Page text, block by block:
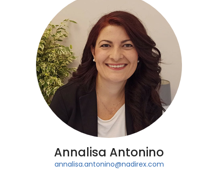
Annalisa Antonino
annalisa.antonino@nadirex.com